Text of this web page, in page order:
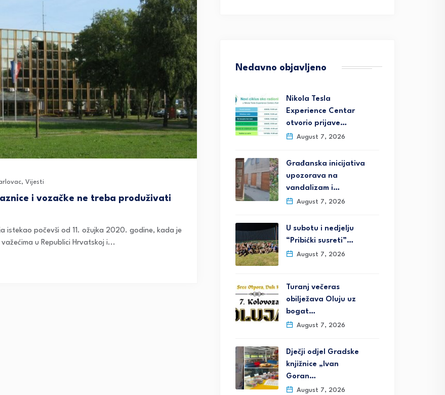
, Vijesti
i vozačke ne treba produživati
istekao počevši od 11. ožujka 2020. godine, kada je
u Republici Hrvatskoj i...
Nedavno objavljeno
Nikola Tesla
Experience Centar
otvorio prijave…
August 7, 2026
Građanska inicijativa
upozorava na
vandalizam i…
August 7, 2026
U subotu i nedjelju
“Pribićki susreti”…
August 7, 2026
Turanj večeras
obilježava Oluju uz
bogat…
August 7, 2026
Dječji odjel Gradske
knjižnice „Ivan
Goran…
August 7, 2026